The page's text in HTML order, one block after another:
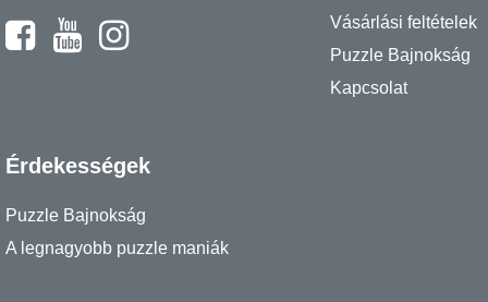
Vásárlási feltételek
Puzzle Bajnokság
Kapcsolat
Érdekességek
Puzzle Bajnokság
A legnagyobb puzzle maniák